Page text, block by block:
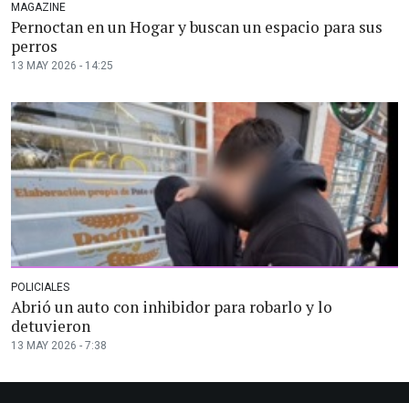
MAGAZINE
Pernoctan en un Hogar y buscan un espacio para sus
perros
13 MAY 2026 - 14:25
POLICIALES
Abrió un auto con inhibidor para robarlo y lo
detuvieron
13 MAY 2026 - 7:38